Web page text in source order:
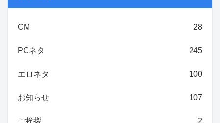
CM 28
PCネタ 245
エロネタ 100
お知らせ 107
ご挨拶 2